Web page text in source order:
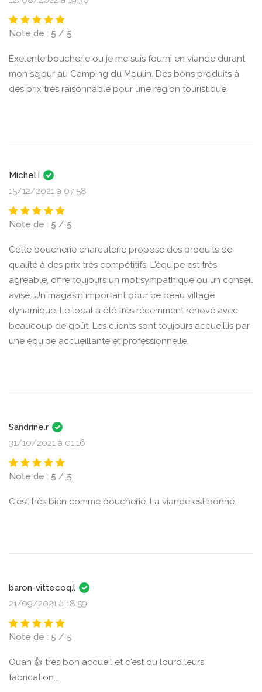
Note de : 5 / 5
Exelente boucherie ou je me suis fourni en viande durant
mon séjour au Camping du Moulin. Des bons produits à
des prix très raisonnable pour une région touristique.
Michel.i
15/12/2021 à 07:58
Note de : 5 / 5
Cette boucherie charcuterie propose des produits de
qualité à des prix très compétitifs. L'équipe est très
agréable, offre toujours un mot sympathique ou un conseil
avisé. Un magasin important pour ce beau village
dynamique. Le local a été très récemment rénové avec
beaucoup de goût. Les clients sont toujours accueillis par
une équipe accueillante et professionnelle.
Sandrine.r
31/10/2021 à 01:16
Note de : 5 / 5
C'est très bien comme boucherie. La viande est bonne.
baron-vittecoq.l
21/09/2021 à 18:59
Note de : 5 / 5
Ouah 👍 très bon accueil et c'est du lourd leurs
fabrication..,.